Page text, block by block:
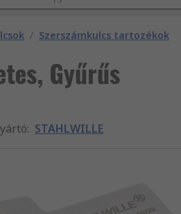
/ Szerszámkulcs tartozékok
Gyűrűs
: STAHLWILLE